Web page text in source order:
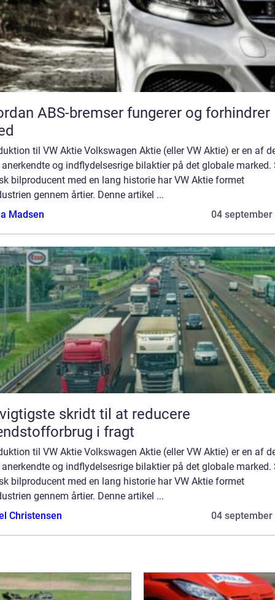
ABS-bremser fungerer og forhindrer
til VW Aktie Volkswagen Aktie (eller VW Aktie) er en af
og indflydelsesrige bilaktier på det globale marked.
bilproducent med en lang historie har VW Aktie formet
gennem årtier. Denne artikel ...
Madsen
04 september
skridt til at reducere
i fragt
til VW Aktie Volkswagen Aktie (eller VW Aktie) er en af
og indflydelsesrige bilaktier på det globale marked.
bilproducent med en lang historie har VW Aktie formet
gennem årtier. Denne artikel ...
Christensen
04 september